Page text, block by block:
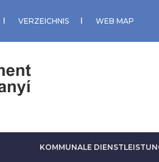
VERZEICHNIS WEB MAP
KOMMUNALE